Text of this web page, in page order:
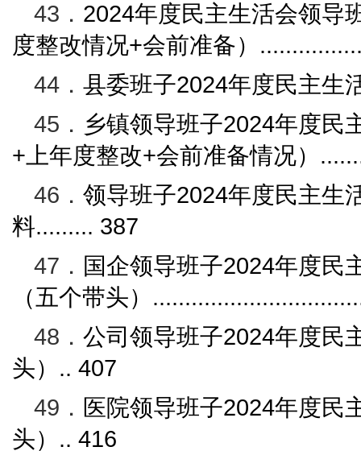
43． 2024年度民主生活会领导
度整改情况+会前准备）
44． 县委班子2024年度民主生
45． 乡镇领导班子2024年度民
+ 上年度整改+会前准备情况）
46． 领导班子2024年度民主生
料......... 387
47． 国企领导班子2024年度民
（五个带头）
48． 公司领导班子2024年度民
头） .. 407
49． 医院领导班子2024年度民
头） .. 416